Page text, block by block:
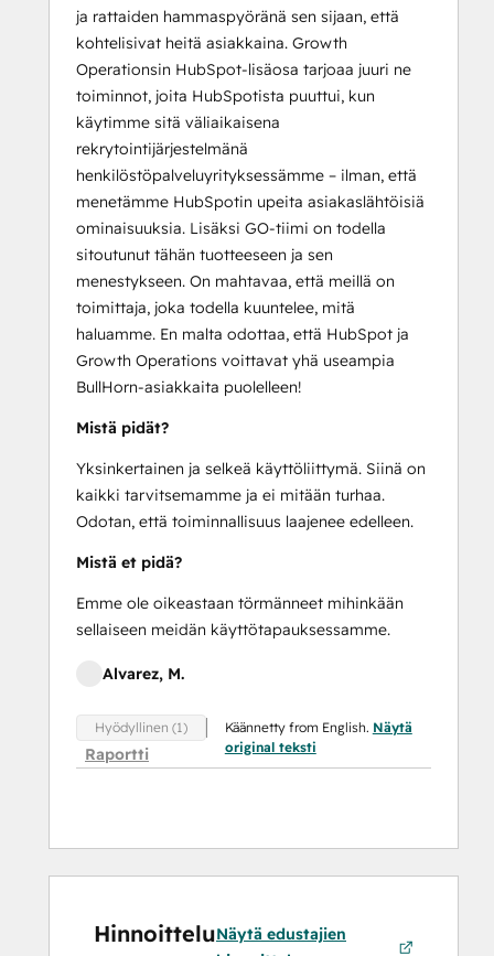
ja rattaiden hammaspyöränä sen sijaan, että
kohtelisivat heitä asiakkaina. Growth
Operationsin HubSpot-lisäosa tarjoaa juuri ne
toiminnot, joita HubSpotista puuttui, kun
käytimme sitä väliaikaisena
rekrytointijärjestelmänä
henkilöstöpalveluyrityksessämme – ilman, että
menetämme HubSpotin upeita asiakaslähtöisiä
ominaisuuksia. Lisäksi GO-tiimi on todella
sitoutunut tähän tuotteeseen ja sen
menestykseen. On mahtavaa, että meillä on
toimittaja, joka todella kuuntelee, mitä
haluamme. En malta odottaa, että HubSpot ja
Growth Operations voittavat yhä useampia
BullHorn-asiakkaita puolelleen!
Mistä pidät?
Yksinkertainen ja selkeä käyttöliittymä. Siinä on
kaikki tarvitsemamme ja ei mitään turhaa.
Odotan, että toiminnallisuus laajenee edelleen.
Mistä et pidä?
Emme ole oikeastaan törmänneet mihinkään
sellaiseen meidän käyttötapauksessamme.
Alvarez, M.
Hyödyllinen (1)
Raportti
Käännetty from English. Näytä
original teksti
HinnoitteluNäytä edustajien